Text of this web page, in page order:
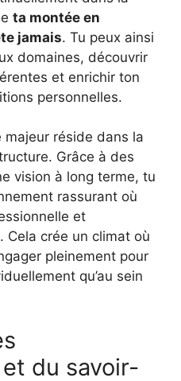
ta montée en
jamais. Tu peux ainsi
domaines, découvrir
et enrichir ton
personnelles.
réside dans la
Grâce à des
vision à long terme, tu
rassurant où
et
Cela crée un climat où
pleinement pour
qu’au sein
du savoir-